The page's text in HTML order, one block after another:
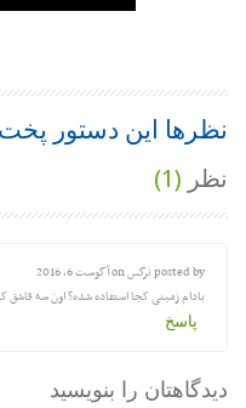
نظرها این دستور پخت
نظر (1)
posted by نرگس on
آگوست 6, 2016
بادام زمینی کجا استفاده شده؟ اون سه
پاسخ
دیدگاهتان را بنویسید